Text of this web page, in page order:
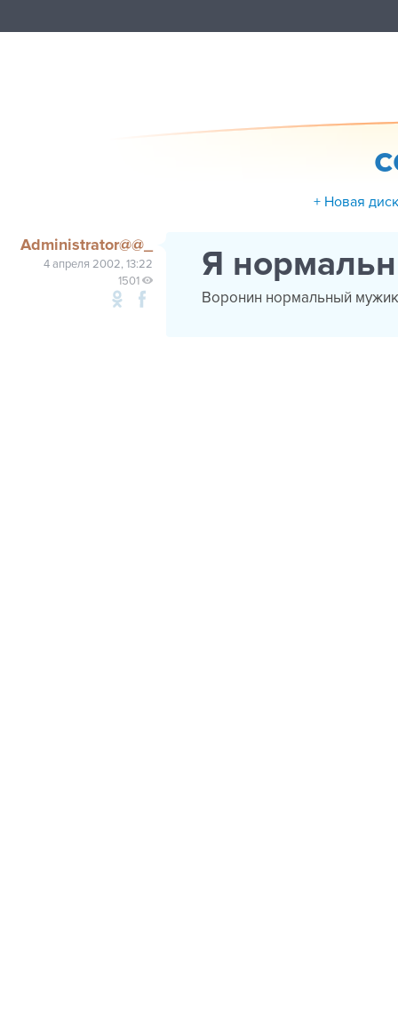
+ Новая
Administrator@@_
4 апреля 2002, 13:22
1501
Я
Воронин нормальный